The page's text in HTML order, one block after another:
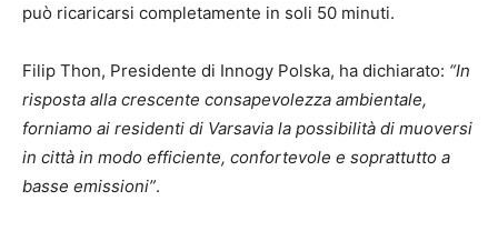
può ricaricarsi completamente in soli 50 minuti.
Filip Thon, Presidente di Innogy Polska, ha dichiarato: “In
risposta alla crescente consapevolezza ambientale,
forniamo ai residenti di Varsavia la possibilità di muoversi
in città in modo efficiente, confortevole e soprattutto a
basse emissioni”.